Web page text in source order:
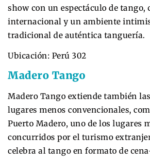
show con un espectáculo de tango,
internacional y un ambiente
tradicional de auténtica tanguería.
Ubicación: Perú 302
Madero Tango
Madero Tango extiende también
lugares menos convencionales,
Puerto Madero, uno de los lugares
concurridos por el turismo
celebra al tango en formato de